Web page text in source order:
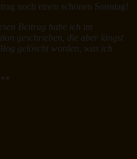
noch einen schönen Sonntag!
Beitrag habe ich im
geschrieben, die aber längst
gelöscht worden, was ich